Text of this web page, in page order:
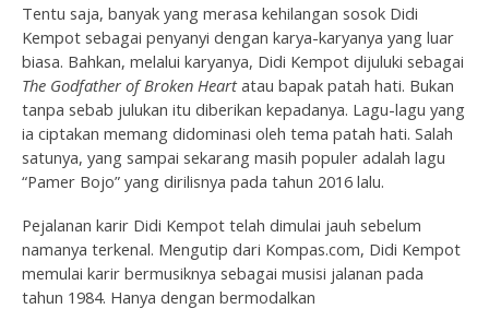
Tentu saja, banyak yang merasa kehilangan sosok Didi
Kempot sebagai penyanyi dengan karya-karyanya yang luar
biasa. Bahkan, melalui karyanya, Didi Kempot dijuluki sebagai
The Godfather of Broken Heartatau bapak patah hati. Bukan
tanpa sebab julukan itu diberikan kepadanya. Lagu-lagu yang
ia ciptakan memang didominasi oleh tema patah hati. Salah
satunya, yang sampai sekarang masih populer adalah lagu
“Pamer Bojo” yang dirilisnya pada tahun 2016 lalu.
Pejalanan karir Didi Kempot telah dimulai jauh sebelum
namanya terkenal. Mengutip dari Kompas.com, Didi Kempot
memulai karir bermusiknya sebagai musisi jalanan pada
tahun 1984. Hanya dengan bermodalkan